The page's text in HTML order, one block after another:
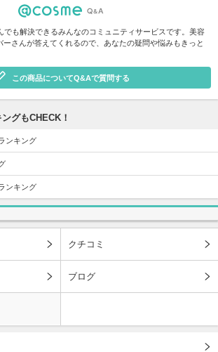
でも解決できるみんなのコミュニティサービスです。美容
さんが答えてくれるので、あなたの疑問や悩みもきっと
この商品についてQ&Aで質問する
グもCHECK！
ンキング
ンキング
クチコミ
ブログ